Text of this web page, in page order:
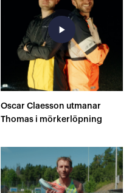
play_arrow
Oscar Claesson utmanar
Thomas i mörkerlöpning